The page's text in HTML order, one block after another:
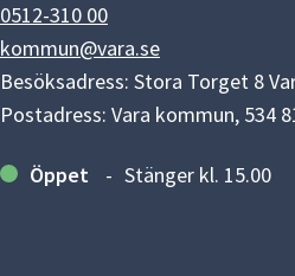
0512-310 00
kommun@vara.se
Besöksadress: Stora Torget 8
Postadress: Vara kommun, 534
Öppet Stänger kl. 15.00